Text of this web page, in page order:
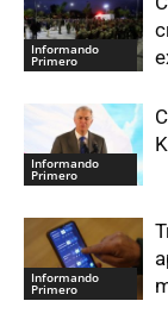
Informando
Primero
Informando
Primero
Informando
Primero